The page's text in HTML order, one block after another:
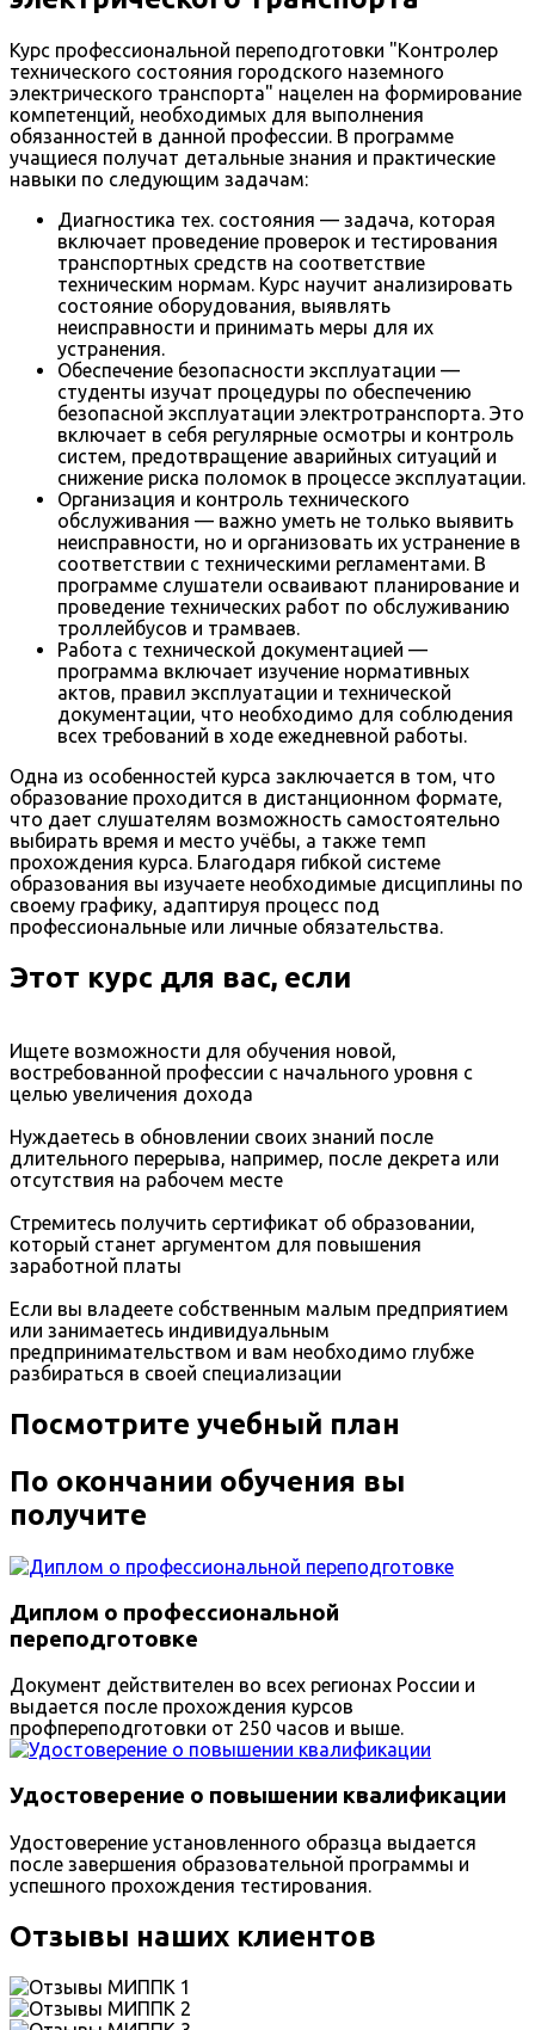
Курс профессиональной переподготовки "Контролер
технического состояния городского наземного
электрического транспорта" нацелен на формирование
компетенций, необходимых для выполнения
обязанностей в данной профессии. В программе
учащиеся получат детальные знания и практические
навыки по следующим задачам:
Диагностика тех. состояния — задача, которая
включает проведение проверок и тестирования
транспортных средств на соответствие
техническим нормам. Курс научит анализировать
состояние оборудования, выявлять
неисправности и принимать меры для их
устранения.
Обеспечение безопасности эксплуатации —
студенты изучат процедуры по обеспечению
безопасной эксплуатации электротранспорта. Это
включает в себя регулярные осмотры и контроль
систем, предотвращение аварийных ситуаций и
снижение риска поломок в процессе эксплуатации.
Организация и контроль технического
обслуживания — важно уметь не только выявить
неисправности, но и организовать их устранение в
соответствии с техническими регламентами. В
программе слушатели осваивают планирование и
проведение технических работ по обслуживанию
троллейбусов и трамваев.
Работа с технической документацией —
программа включает изучение нормативных
актов, правил эксплуатации и технической
документации, что необходимо для соблюдения
всех требований в ходе ежедневной работы.
Одна из особенностей курса заключается в том, что
образование проходится в дистанционном формате,
что дает слушателям возможность самостоятельно
выбирать время и место учёбы, а также темп
прохождения курса. Благодаря гибкой системе
образования вы изучаете необходимые дисциплины по
своему графику, адаптируя процесс под
профессиональные или личные обязательства.
Этот курс для вас, если
Ищете возможности для обучения новой,
востребованной профессии с начального уровня с
целью увеличения дохода
Нуждаетесь в обновлении своих знаний после
длительного перерыва, например, после декрета или
отсутствия на рабочем месте
Стремитесь получить сертификат об образовании,
который станет аргументом для повышения
заработной платы
Если вы владеете собственным малым предприятием
или занимаетесь индивидуальным
предпринимательством и вам необходимо глубже
разбираться в своей специализации
Посмотрите учебный план
По окончании обучения вы
получите
Диплом о профессиональной
переподготовке
Документ действителен во всех регионах России и
выдается после прохождения курсов
профпереподготовки от 250 часов и выше.
Удостоверение о повышении квалификации
Удостоверение установленного образца выдается
после завершения образовательной программы и
успешного прохождения тестирования.
Отзывы наших клиентов